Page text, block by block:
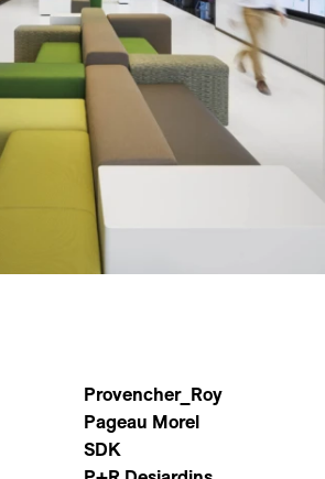
Provencher_Roy
Pageau Morel
SDK